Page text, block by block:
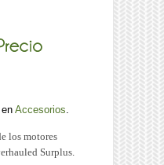
Accesorios.
los motores
Surplus.